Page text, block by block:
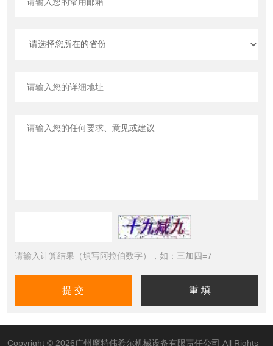
请输入计算结果（填写阿拉伯数字），如：三加四=7
Copyright © 2026广州摩特伟希尔机械设备有限责任公司 All Rights